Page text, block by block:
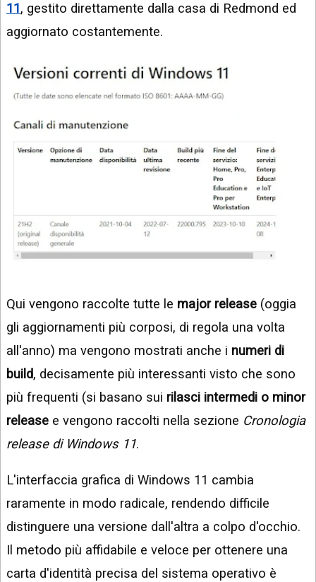
11, gestito direttamente dalla casa di Redmond ed
aggiornato costantemente.
Qui vengono raccolte tutte le major release (oggia
gli aggiornamenti più corposi, di regola una volta
all'anno) ma vengono mostrati anche i numeri di
build, decisamente più interessanti visto che sono
più frequenti (si basano sui rilasci intermedi o minor
release e vengono raccolti nella sezione Cronologia
release di Windows 11.
L'interfaccia grafica di Windows 11 cambia
raramente in modo radicale, rendendo difficile
distinguere una versione dall'altra a colpo d'occhio.
Il metodo più affidabile e veloce per ottenere una
carta d'identità precisa del sistema operativo è